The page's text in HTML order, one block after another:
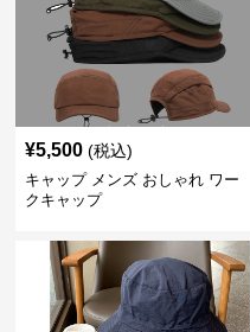
¥5,500 (税込)
キャップ メンズ おしゃれ ワー
クキャップ